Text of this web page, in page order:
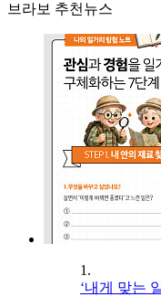
브라보 추천뉴스
1.
‘내게 맞는